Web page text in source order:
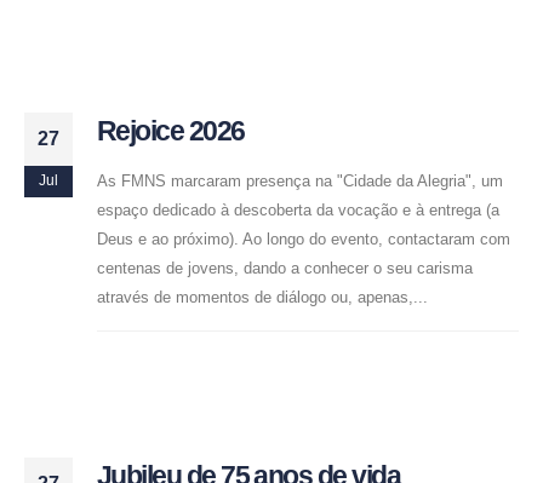
27
Jul
Rejoice 2026
As FMNS marcaram presença na "Cidade da Alegria", um
espaço dedicado à descoberta da vocação e à entrega (a
Deus e ao próximo). Ao longo do evento, contactaram com
centenas de jovens, dando a conhecer o seu carisma
através de momentos de diálogo ou, apenas,...
Jubileu de 75 anos de vida